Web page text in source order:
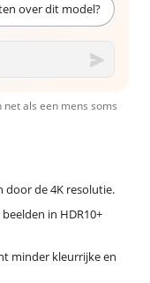
over dit model?
als een mens soms
door de 4K resolutie.
in HDR10+
minder kleurrijke en